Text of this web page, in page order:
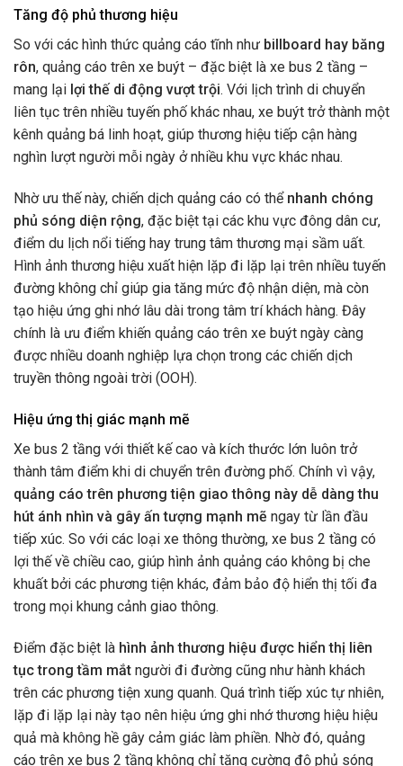
Tăng độ phủ thương hiệu
So với các hình thức quảng cáo tĩnh như billboard hay băng
rôn, quảng cáo trên xe buýt – đặc biệt là xe bus 2 tầng –
mang lại lợi thế di động vượt trội. Với lịch trình di chuyển
liên tục trên nhiều tuyến phố khác nhau, xe buýt trở thành một
kênh quảng bá linh hoạt, giúp thương hiệu tiếp cận hàng
nghìn lượt người mỗi ngày ở nhiều khu vực khác nhau.
Nhờ ưu thế này, chiến dịch quảng cáo có thể nhanh chóng
phủ sóng diện rộng, đặc biệt tại các khu vực đông dân cư,
điểm du lịch nổi tiếng hay trung tâm thương mại sầm uất.
Hình ảnh thương hiệu xuất hiện lặp đi lặp lại trên nhiều tuyến
đường không chỉ giúp gia tăng mức độ nhận diện, mà còn
tạo hiệu ứng ghi nhớ lâu dài trong tâm trí khách hàng. Đây
chính là ưu điểm khiến quảng cáo trên xe buýt ngày càng
được nhiều doanh nghiệp lựa chọn trong các chiến dịch
truyền thông ngoài trời (OOH).
Hiệu ứng thị giác mạnh mẽ
Xe bus 2 tầng với thiết kế cao và kích thước lớn luôn trở
thành tâm điểm khi di chuyển trên đường phố. Chính vì vậy,
quảng cáo trên phương tiện giao thông này dễ dàng thu
hút ánh nhìn và gây ấn tượng mạnh mẽ ngay từ lần đầu
tiếp xúc. So với các loại xe thông thường, xe bus 2 tầng có
lợi thế về chiều cao, giúp hình ảnh quảng cáo không bị che
khuất bởi các phương tiện khác, đảm bảo độ hiển thị tối đa
trong mọi khung cảnh giao thông.
Điểm đặc biệt là hình ảnh thương hiệu được hiển thị liên
tục trong tầm mắt người đi đường cũng như hành khách
trên các phương tiện xung quanh. Quá trình tiếp xúc tự nhiên,
lặp đi lặp lại này tạo nên hiệu ứng ghi nhớ thương hiệu hiệu
quả mà không hề gây cảm giác làm phiền. Nhờ đó, quảng
cáo trên xe bus 2 tầng không chỉ tăng cường độ phủ sóng